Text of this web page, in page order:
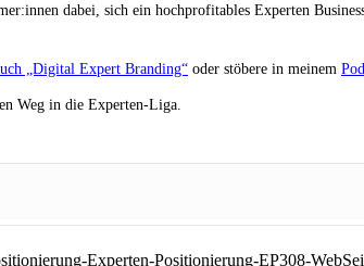
dabei, sich ein hochprofitables Experten
„Digital Expert Branding“ oder stöbere in meinem
Weg in die Experten-Liga.
Experten-Positionierung-EP308-